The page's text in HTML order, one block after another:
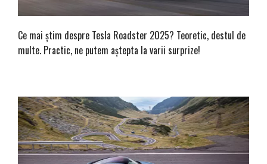
Ce mai știm despre Tesla Roadster 2025? Teoretic, destul de
multe. Practic, ne putem aștepta la varii surprize!